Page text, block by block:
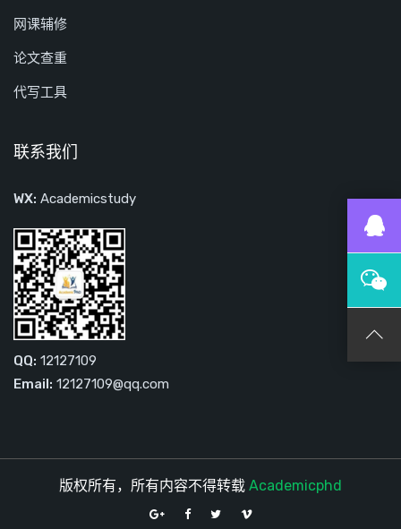
网课辅修
论文查重
代写工具
联系我们
WX: Academicstudy
QQ: 12127109
Email: 12127109@qq.com
版权所有，所有内容不得转载 Academicphd